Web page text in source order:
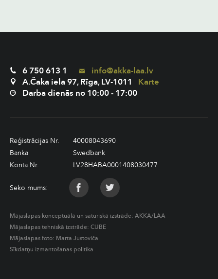
6 750 613 1
info@akka-laa.lv
A.Čaka iela 97, Rīga, LV-1011
Karte
Darba dienās no 10:00 - 17:00
Reģistrācijas Nr.
40008043690
Banka
Swedbank
Konta Nr.
LV28HABA0001408030477
Seko mums:
Mājaslapas konceptuālā un saturiskā izstrāde: AKKA/LAA
Mājaslapas tehniskā izstrāde: CUBE
Mājaslapas foto: Marta Justoviča
Sīkdatņu izmantošanas politika